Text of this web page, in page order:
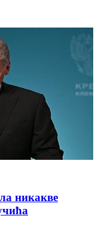
никакве